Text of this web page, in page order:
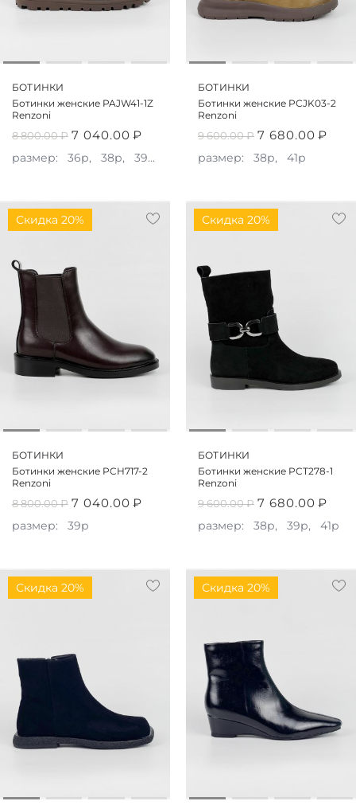
БОТИНКИ
Ботинки женские PAJW41-1Z
Renzoni
8 800.00₽ 7 040.00 ₽
размер: 36р, 38р, 39р, 41р
БОТИНКИ
Ботинки женские PCJK03-2
Renzoni
9 600.00₽ 7 680.00 ₽
размер: 38р, 41р
Скидка 20%
БОТИНКИ
Ботинки женские PCH717-2
Renzoni
8 800.00₽ 7 040.00 ₽
размер: 39р
Скидка 20%
БОТИНКИ
Ботинки женские PCT278-1
Renzoni
9 600.00₽ 7 680.00 ₽
размер: 38р, 39р, 41р
Скидка 20% Скидка 20%